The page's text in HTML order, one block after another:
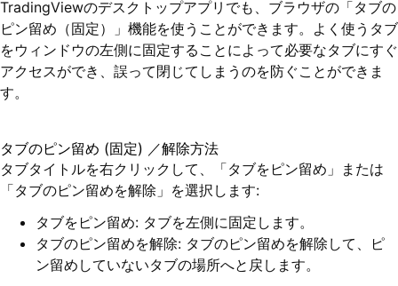
TradingViewのデスクトップアプリでも、ブラウザの「タブの
ピン留め（固定）」機能を使うことができます。よく使うタブ
をウィンドウの左側に固定することによって必要なタブにすぐ
アクセスができ、誤って閉じてしまうのを防ぐことができま
す。
タブのピン留め (固定) ／解除方法
タブタイトルを右クリックして、「タブをピン留め」または
「タブのピン留めを解除」を選択します:
タブをピン留め: タブを左側に固定します。
タブのピン留めを解除: タブのピン留めを解除して、ピ
ン留めしていないタブの場所へと戻します。